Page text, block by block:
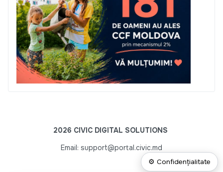
2026 CIVIC DIGITAL SOLUTIONS
Email: support@portal.civic.md
⚙ Confidențialitate